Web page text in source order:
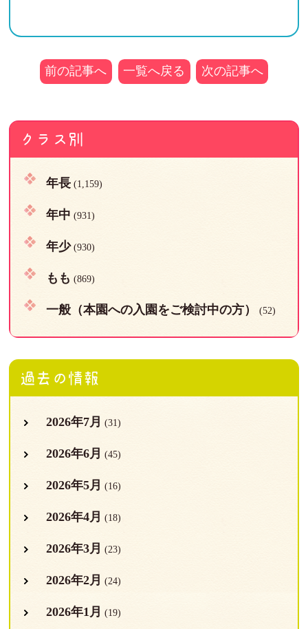
前の記事へ 一覧へ戻る 次の記事へ
クラス別
年長(1,159)
年中 (931)
年少(930)
もも (869)
一般（本園への入園をご検討中の方） (52)
過去の情報
2026年7月 (31)
2026年6月 (45)
2026年5月 (16)
2026年4月 (18)
2026年3月 (23)
2026年2月 (24)
2026年1月 (19)